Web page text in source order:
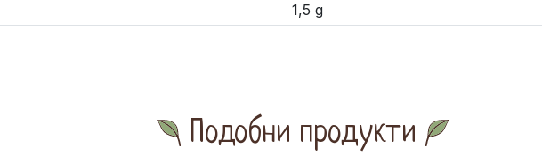
1,5 g
Подобни продукти